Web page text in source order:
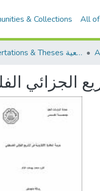
& Collections All
Dissertations & Theses الرسائل الجامعية
الجزائي